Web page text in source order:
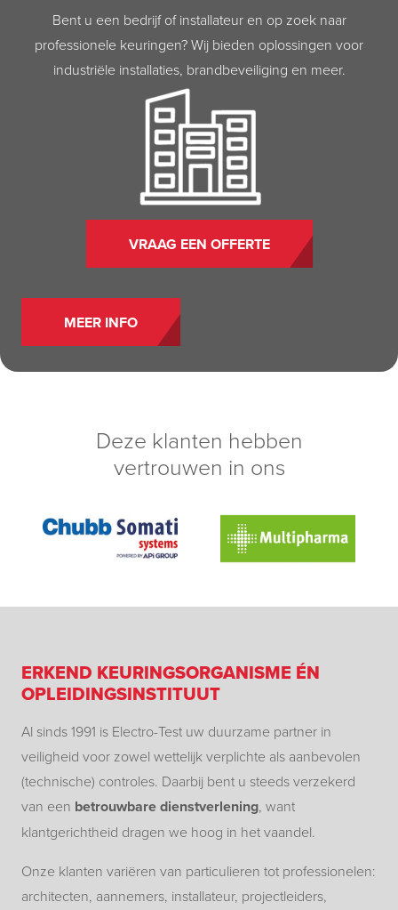
Bent u een bedrijf of installateur en op zoek naar
professionele keuringen? Wij bieden oplossingen voor
industriële installaties, brandbeveiliging en meer.
VRAAG EEN OFFERTE
MEER INFO
Deze klanten hebben
vertrouwen in ons
ERKEND KEURINGSORGANISME ÉN
OPLEIDINGSINSTITUUT
Al sinds 1991 is Electro-Test uw duurzame partner in
veiligheid voor zowel wettelijk verplichte als aanbevolen
(technische) controles. Daarbij bent u steeds verzekerd
van een betrouwbare dienstverlening, want
klantgerichtheid dragen we hoog in het vaandel.
Onze klanten variëren van particulieren tot professionelen:
architecten, aannemers, installateur, projectleiders,